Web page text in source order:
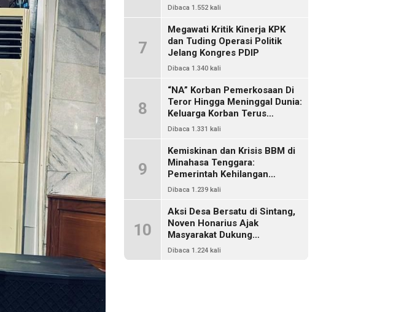
Dikriminalisasi
Dibaca 1.552 kali
7
Megawati Kritik Kinerja KPK
dan Tuding Operasi Politik
Jelang Kongres PDIP
Dibaca 1.340 kali
8
“NA” Korban Pemerkosaan Di
Teror Hingga Meninggal Dunia:
Keluarga Korban Terus
Mencari Keadilan, Dimanakah
Dibaca 1.331 kali
9
Kemiskinan dan Krisis BBM di
Minahasa Tenggara:
Pemerintah Kehilangan
Kendali, DPRD Absen Dalam
Dibaca 1.239 kali
10
Aksi Desa Bersatu di Sintang,
Noven Honarius Ajak
Masyarakat Dukung
Pembebasan Kades Empanak
Dibaca 1.224 kali